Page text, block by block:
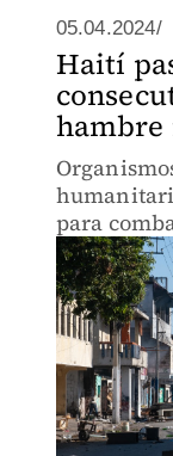
05.04.2024/
Haití
hambre
para